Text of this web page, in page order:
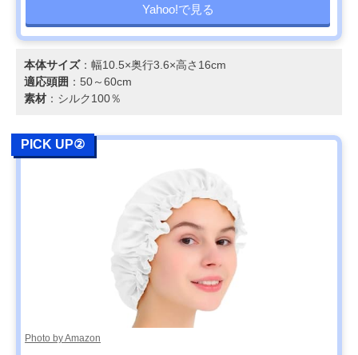
Yahoo!で見る
本体サイズ：幅10.5×奥行3.6×高さ16cm
適応頭囲 ：50～60cm
素材 ：シルク100％
PICK UP②
Photo by Amazon